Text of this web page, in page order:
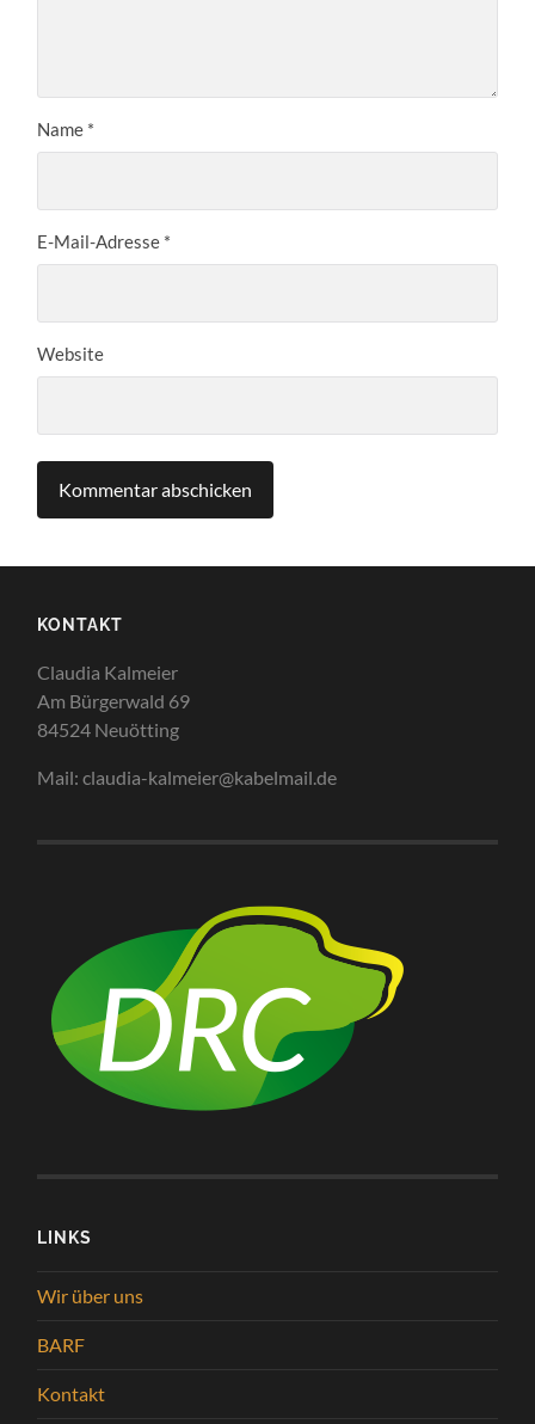
Name *
E-Mail-Adresse *
Website
KONTAKT
Claudia Kalmeier
Am Bürgerwald 69
84524 Neuötting
Mail: claudia-kalmeier@kabelmail.de
LINKS
Wir über uns
BARF
Kontakt